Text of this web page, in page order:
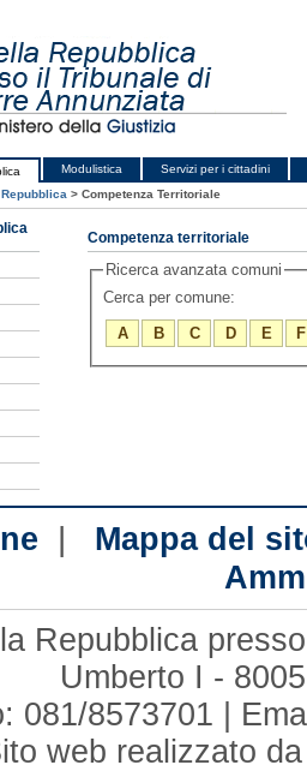
Modulistica
Servizi per i cittadini
> Competenza Territoriale
Competenza territoriale
Ricerca avanzata comuni
Cerca per comune:
A
B C D E F
| Mappa del
Repubblica
Umberto I -
081/8573701 |
web realizzato